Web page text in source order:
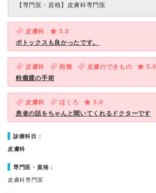
【専門医・資格】 皮膚科専門医
皮膚科
5.0
ボトックスも良かったです。
皮膚科 粉瘤 皮膚のできもの
5.0
粉瘤腫の手術
皮膚科 ほくろ
5.0
患者の話をちゃんと聞いてくれるドクターです
診療科目：
皮膚科
専門医・資格：
皮膚科専門医